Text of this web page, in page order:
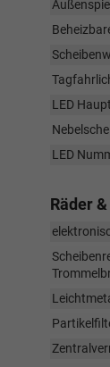
LED
LED
Räder